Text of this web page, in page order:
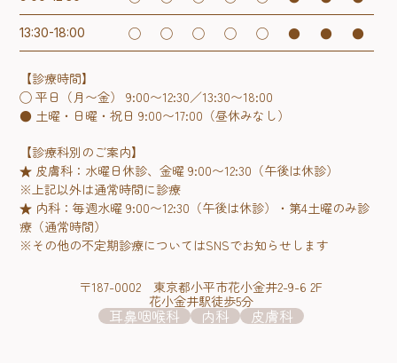
13:30-18:00 ◯ ◯ ◯ ◯ ◯ ● ● ●
【診療時間】
◯ 平日（月〜金） 9:00〜12:30／13:30〜18:00
● 土曜・日曜・祝日 9:00〜17:00（昼休みなし）
【診療科別のご案内】
★ 皮膚科：水曜日休診、金曜 9:00〜12:30（午後は休診）
※上記以外は通常時間に診療
★ 内科：毎週水曜 9:00〜12:30（午後は休診）・第4土曜のみ診
療（通常時間）
※その他の不定期診療についてはSNSでお知らせします
〒187-0002 東京都小平市花小金井2-9-6 2F
花小金井駅徒歩5分
耳鼻咽喉科 内科 皮膚科